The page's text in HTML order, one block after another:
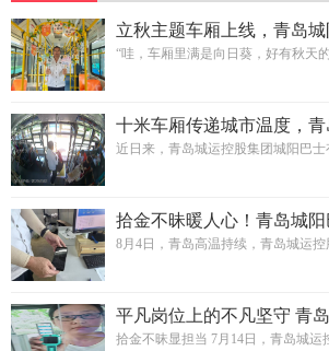
立秋主题车厢上线，青岛城
意浓”
“哇，车厢里满是向日葵，好有秋天
十米车厢传递城市温度，
事接连涌现
近日来，青岛城运控股集团城阳巴
拾金不昧暖人心！青岛城
传递城市温度
8月4日，青岛高温持续，青岛城运
平凡岗位上的不凡坚守 青
递城市温度
拾金不昧显担当 7月14日，青岛城运